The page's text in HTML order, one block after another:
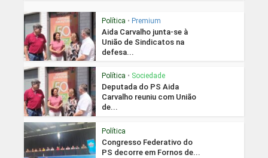
Política • Premium
Aida Carvalho junta-se à
União de Sindicatos na
defesa...
Política • Sociedade
Deputada do PS Aida
Carvalho reuniu com União
de...
Política
Congresso Federativo do
PS decorre em Fornos de...